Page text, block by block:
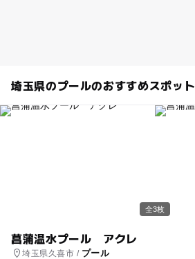
埼玉県のプールのおすすめスポット
全3枚
菖蒲温水プール アクレ
埼玉県久喜市 / プール